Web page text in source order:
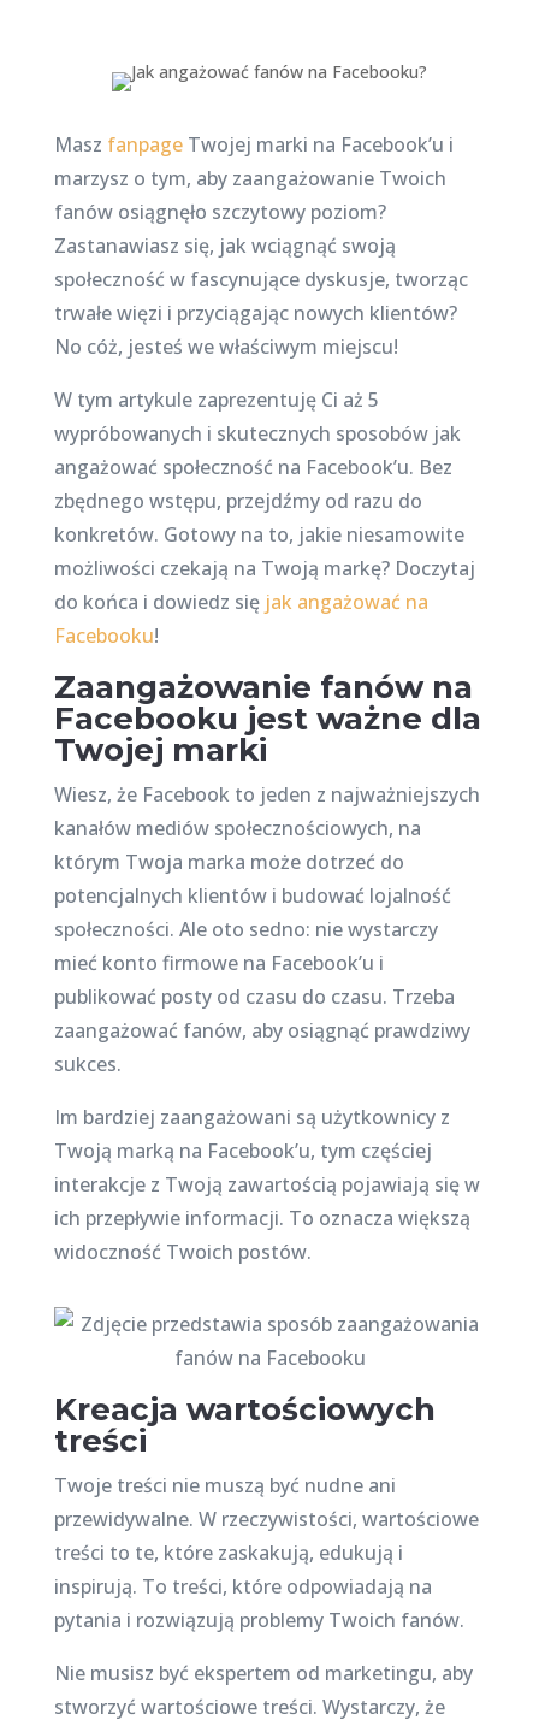
Masz fanpageTwojej marki na Facebook’u i
marzysz o tym, aby zaangażowanie Twoich
fanów osiągnęło szczytowy poziom?
Zastanawiasz się, jak wciągnąć swoją
społeczność w fascynujące dyskusje, tworząc
trwałe więzi i przyciągając nowych klientów?
No cóż, jesteś we właściwym miejscu!
W tym artykule zaprezentuję Ci aż 5
wypróbowanych i skutecznych sposobów jak
angażować społeczność na Facebook’u. Bez
zbędnego wstępu, przejdźmy od razu do
konkretów. Gotowy na to, jakie niesamowite
możliwości czekają na Twoją markę? Doczytaj
do końca i dowiedz się jak angażować na
Facebooku!
Zaangażowanie fanów na
Facebooku jest ważne dla
Twojej marki
Wiesz, że Facebook to jeden z najważniejszych
kanałów mediów społecznościowych, na
którym Twoja marka może dotrzeć do
potencjalnych klientów i budować lojalność
społeczności. Ale oto sedno: nie wystarczy
mieć konto firmowe na Facebook’u i
publikować posty od czasu do czasu. Trzeba
zaangażować fanów, aby osiągnąć prawdziwy
sukces.
Im bardziej zaangażowani są użytkownicy z
Twoją marką na Facebook’u, tym częściej
interakcje z Twoją zawartością pojawiają się w
ich przepływie informacji. To oznacza większą
widoczność Twoich postów.
Kreacja wartościowych
treści
Twoje treści nie muszą być nudne ani
przewidywalne. W rzeczywistości, wartościowe
treści to te, które zaskakują, edukują i
inspirują. To treści, które odpowiadają na
pytania i rozwiązują problemy Twoich fanów.
Nie musisz być ekspertem od marketingu, aby
stworzyć wartościowe treści. Wystarczy, że